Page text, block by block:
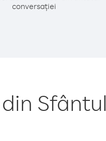
conversației
Sfântul